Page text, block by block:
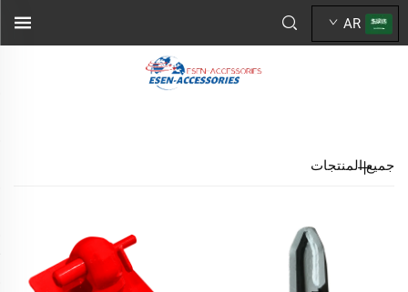
AR
جميع المنتجات